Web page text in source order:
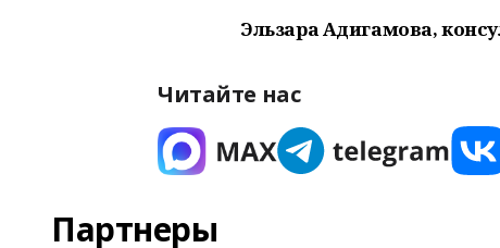
Эльзара Адигамова,
Читайте нас
Партнеры